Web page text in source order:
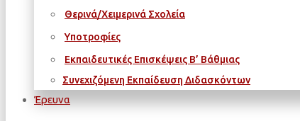
Θερινά/Χειμερινά Σχολεία
Υποτροφίες
Εκπαιδευτικές Επισκέψεις Β’ Βάθμιας
Συνεχιζόμενη Εκπαίδευση Διδασκόντων
Έρευνα